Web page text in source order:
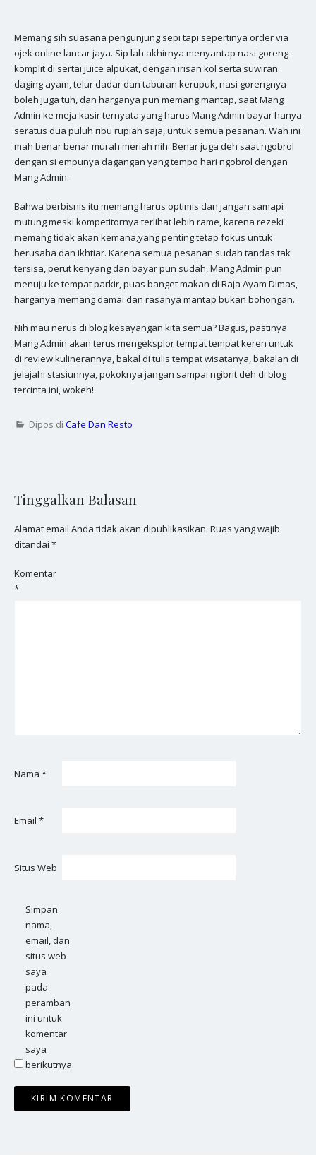
Memang sih suasana pengunjung sepi tapi sepertinya order via
ojek online lancar jaya. Sip lah akhirnya menyantap nasi goreng
komplit di sertai juice alpukat, dengan irisan kol serta suwiran
daging ayam, telur dadar dan taburan kerupuk, nasi gorengnya
boleh juga tuh, dan harganya pun memang mantap, saat Mang
Admin ke meja kasir ternyata yang harus Mang Admin bayar hanya
seratus dua puluh ribu rupiah saja, untuk semua pesanan. Wah ini
mah benar benar murah meriah nih. Benar juga deh saat ngobrol
dengan si empunya dagangan yang tempo hari ngobrol dengan
Mang Admin.
Bahwa berbisnis itu memang harus optimis dan jangan samapi
mutung meski kompetitornya terlihat lebih rame, karena rezeki
memang tidak akan kemana,yang penting tetap fokus untuk
berusaha dan ikhtiar. Karena semua pesanan sudah tandas tak
tersisa, perut kenyang dan bayar pun sudah, Mang Admin pun
menuju ke tempat parkir, puas banget makan di Raja Ayam Dimas,
harganya memang damai dan rasanya mantap bukan bohongan.
Nih mau nerus di blog kesayangan kita semua? Bagus, pastinya
Mang Admin akan terus mengeksplor tempat tempat keren untuk
di review kulinerannya, bakal di tulis tempat wisatanya, bakalan di
jelajahi stasiunnya, pokoknya jangan sampai ngibrit deh di blog
tercinta ini, wokeh!
Dipos di Cafe Dan Resto
Tinggalkan Balasan
Alamat email Anda tidak akan dipublikasikan. Ruas yang wajib
ditandai *
Komentar
*
Nama *
Email *
Situs Web
Simpan
nama,
email, dan
situs web
saya
pada
peramban
ini untuk
komentar
saya
berikutnya.